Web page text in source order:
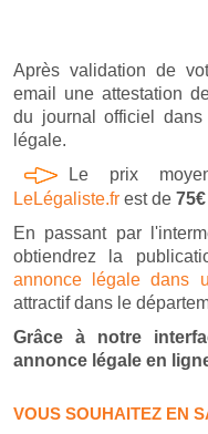
Après validation de
email une attestation
du journal officiel
légale.
Le prix
LeLégaliste.fr est de 75€
En passant par
obtiendrez la
annonce légale dans
attractif dans le
Grâce à notre
annonce légale en
VOUS SOUHAITEZ EN